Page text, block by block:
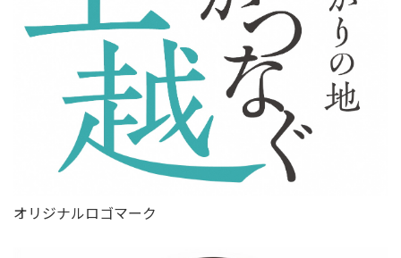
オリジナルロゴマーク